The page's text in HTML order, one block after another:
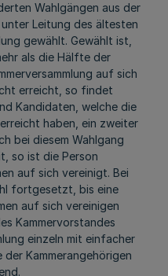
Wahlgängen aus der
Leitung des ältesten
gewählt. Gewählt ist,
als die Hälfte der
auf sich
erreicht, so findet
Kandidaten, welche die
haben, ein zweiter
bei diesem Wahlgang
so ist die Person
auf sich vereinigt. Bei
fortgesetzt, bis eine
auf sich vereinigen
Kammervorstandes
einzeln mit einfacher
Kammerangehörigen